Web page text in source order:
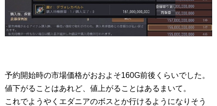
予約開始時の市場価格がおおよそ160G前後くらいでした。
値下がることはあれど、値上がることはあるまいて。
これでようやくエダニアのボスとか行けるようになりそう